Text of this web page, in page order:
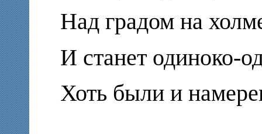
Над градом на
И станет одиноко-
Хоть были и